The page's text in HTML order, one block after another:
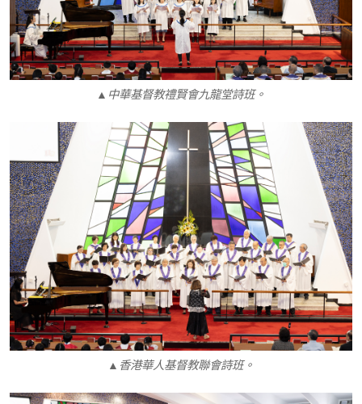
▲中華基督教禮賢會九龍堂詩班。
▲香港華人基督教聯會詩班。